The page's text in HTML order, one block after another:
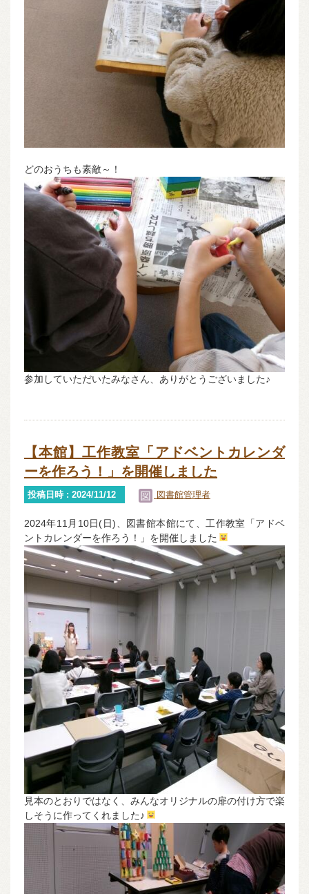
どのおうちも素敵～！
参加していただいたみなさん、ありがとうございました♪
【本館】工作教室「アドベントカレンダ
ーを作ろう！」を開催しました
投稿日時 : 2024/11/12 図書館管理者
2024年11月10日(日)、図書館本館にて、工作教室「アドベ
ントカレンダーを作ろう！」を開催しました
見本のとおりではなく、みんなオリジナルの扉の付け方で楽
しそうに作ってくれました♪